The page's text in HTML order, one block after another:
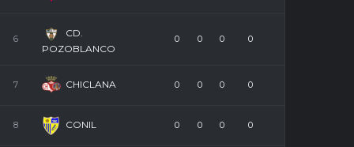
6
CD.
POZOBLANCO
0 0 0 0
7 CHICLANA 0 0 0 0
8 CONIL 0 0 0 0